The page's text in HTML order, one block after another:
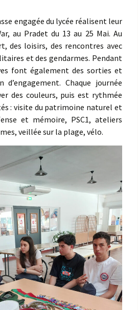
engagée du lycée réalisent leur
au Pradet du 13 au 25 Mai. Au
des loisirs, des rencontres avec
et des gendarmes. Pendant
font également des sorties et
Chaque journée
des couleurs, puis est rythmée
: visite du patrimoine naturel et
et mémoire, PSC1, ateliers
veillée sur la plage, vélo.